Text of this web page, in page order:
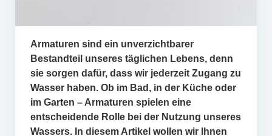
Armaturen sind ein unverzichtbarer
Bestandteil unseres täglichen Lebens, denn
sie sorgen dafür, dass wir jederzeit Zugang zu
Wasser haben. Ob im Bad, in der Küche oder
im Garten – Armaturen spielen eine
entscheidende Rolle bei der Nutzung unseres
Wassers. In diesem Artikel wollen wir Ihnen